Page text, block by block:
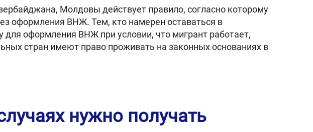
Молдовы действует правило, согласно которому
оформления ВНЖ. Тем, кто намерен оставаться в
оформления ВНЖ при условии, что мигрант работает,
стран имеют право проживать на законных основаниях в
нужно получать